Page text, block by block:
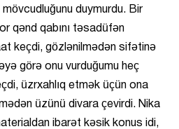
duymurdu. Bir
qənd qabını təsadüfən
keçdi, gözlənilmədən sifətinə
görə onu vurduğumu heç
üzrxahlıq etmək üçün ona
üzünü divara çevirdi. Nika
ibarət kəsik konus idi,